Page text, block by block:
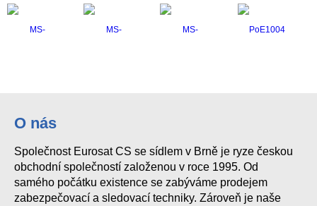
O nás
Společnost Eurosat CS se sídlem v Brně je ryze českou
obchodní společností založenou v roce 1995. Od
samého počátku existence se zabýváme prodejem
zabezpečovací a sledovací techniky. Zároveň je naše